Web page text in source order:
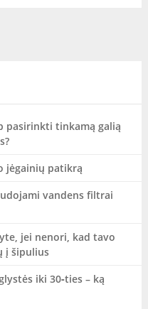
pasirinkti tinkamą galią
jėgainių patikrą
vandens filtrai
jei nenori, kad tavo
į šipulius
iki 30‑ties – ką